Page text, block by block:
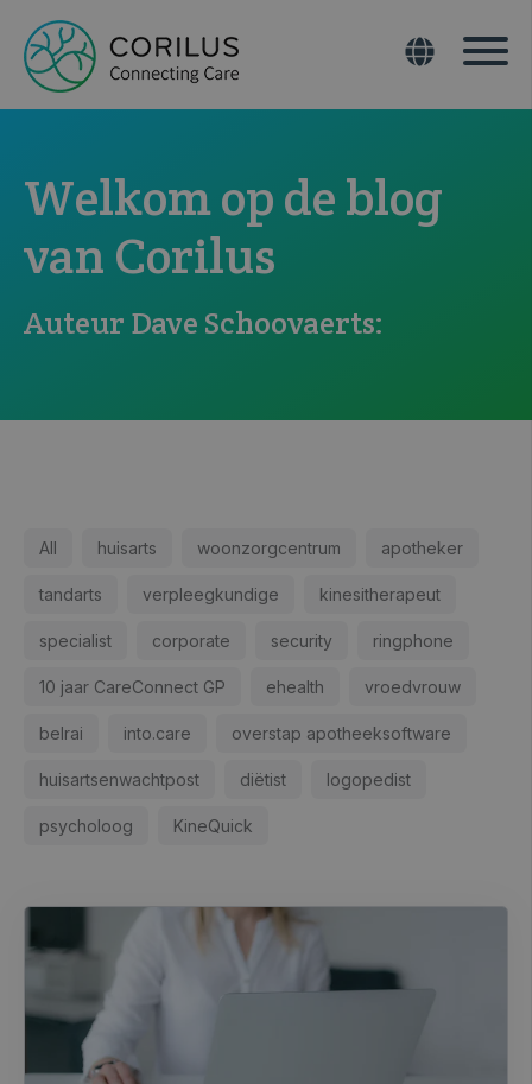
Welkom op de blog
van Corilus
Auteur Dave Schoovaerts:
All huisarts woonzorgcentrum apotheker
tandarts verpleegkundige kinesitherapeut
specialist corporate security ringphone
10 jaar CareConnect GP ehealth vroedvrouw
belrai into.care overstap apotheeksoftware
huisartsenwachtpost diëtist logopedist
psycholoog KineQuick